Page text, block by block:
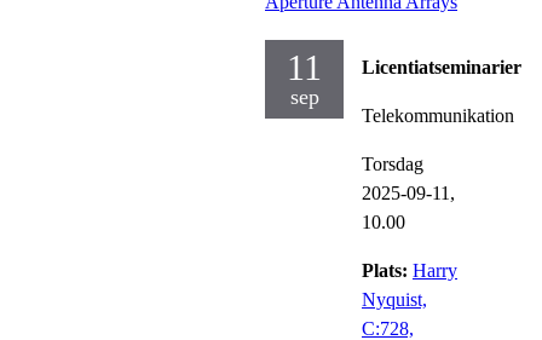
11
sep
Licentiatseminarier
Telekommunikation
Torsdag
2025-09-11,
10.00
Plats: Harry
Nyquist,
C:728,